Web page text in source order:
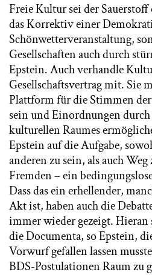
Freie Kultur sei der
das Korrektiv einer
Schönwetterveranstaltung,
Gesellschaften auch durch
Epstein. Auch verhandle
Gesellschaftsvertrag mit. Sie
Plattform für die Stimmen
sein und Einordnungen
kulturellen Raumes
Epstein auf die Aufgabe,
anderen zu sein, als auch
Fremden – ein
Dass das ein erhellender,
Akt ist, haben auch die
immer wieder gezeigt.
die Documenta, so Epstein,
Vorwurf gefallen lassen
BDS-Postulationen Raum zu